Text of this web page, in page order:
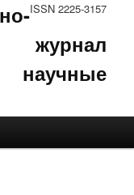
ISSN 2225-3157